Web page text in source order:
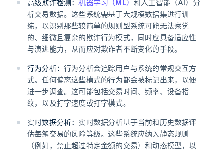
高级欺诈检测：机器学习（ML）和人工智能（AI）分
析交易数据。这些系统需基于大规模数据集进行训
练，以识别那些较简单的规则型系统可能无法察觉
的、细微且复杂的欺诈行为模式，同时应具备适应性
与演进能力，从而应对欺诈者不断变化的手段。
行为分析： 行为分析会追踪用户与系统的常规交互方
式。任何偏离这些模式的行为都会被标记出来，以便
进一步调查。这可能包括交易时间、频率、设备指
纹，以及打字速度或打字模式。
实时数据分析： 实时数据分析基于当前和历史数据评
估每笔交易的风险等级。这些系统应纳入静态规则
（例如，禁止超过特定金额的交易）和动态模型，以